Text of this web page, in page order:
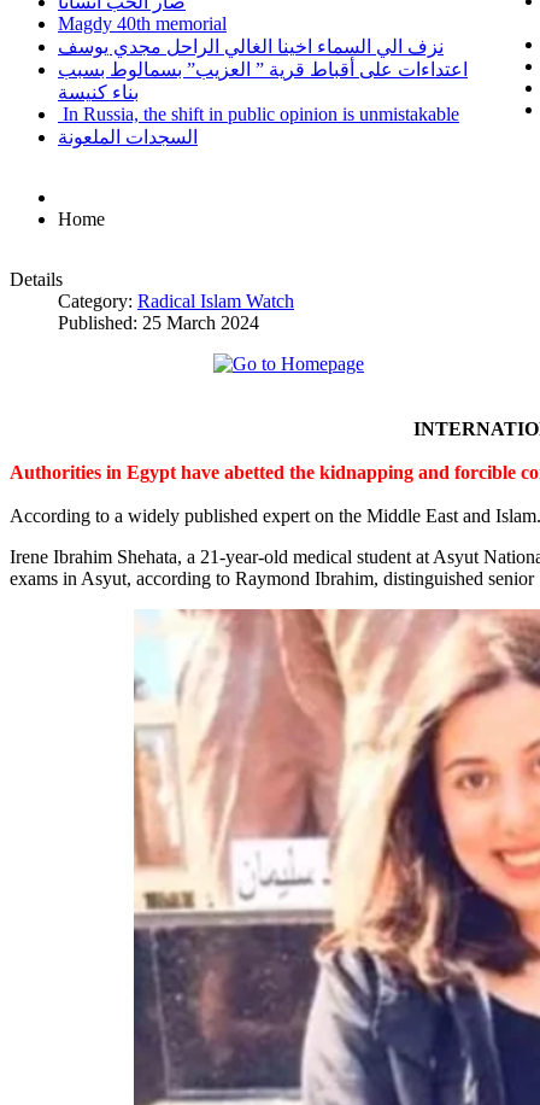
Magdy 40th memorial
نزف الي السماء اخينا الغالي الراحل مجدي يوسف
اعتداءات على أقباط قرية ” العزيب” بسمالوط بسبب
بناء كنيسة
In Russia, the shift in public opinion is unmistakable
السجدات الملعونة
Home
Details
Category: Radical Islam Watch
Published: 25 March 2024
Authorities in Egypt have abetted the kidnapping and forcible
According to a widely published expert on the Middle East and Islam.
Irene Ibrahim Shehata, a 21-year-old medical student at Asyut
exams in Asyut, according to Raymond Ibrahim, distinguished